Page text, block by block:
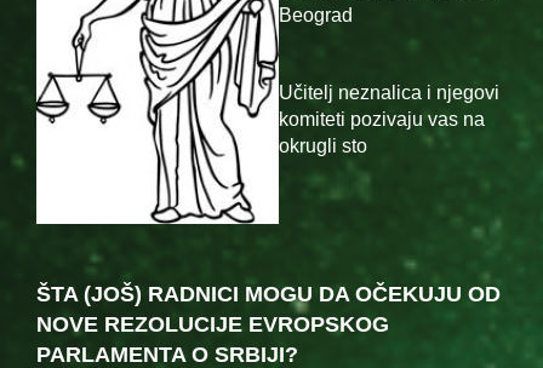
Beograd
Učitelj neznalica i njegovi
komiteti pozivaju vas na
okrugli sto
ŠTA (JOŠ) RADNICI MOGU DA OČEKUJU OD
NOVE REZOLUCIJE EVROPSKOG
PARLAMENTA O SRBIJI?